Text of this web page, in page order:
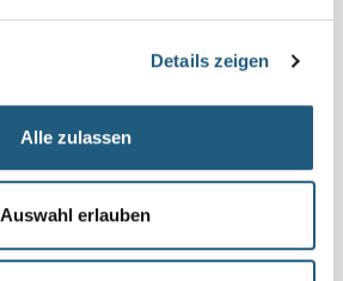
Details zeigen
Alle zulassen
Auswahl erlauben